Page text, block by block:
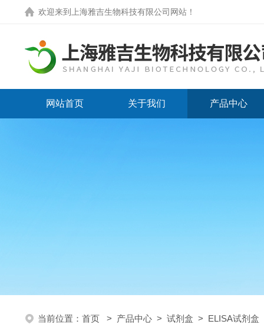
欢迎来到 上海雅吉生物科技有限公司网站 ！
网站首页 关于我们 产品中心
当前位置： 首页 > 产品中心 > 试剂盒 > ELISA试剂盒